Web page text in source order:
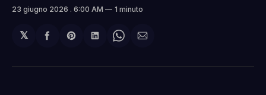
23 giugno 2026 . 6:00 AM 1 minuto
𝕏
Condividi
Facebook
Share
Pinterest
Condividi
LinkedIn
Share
WhatsApp
Condividi
email